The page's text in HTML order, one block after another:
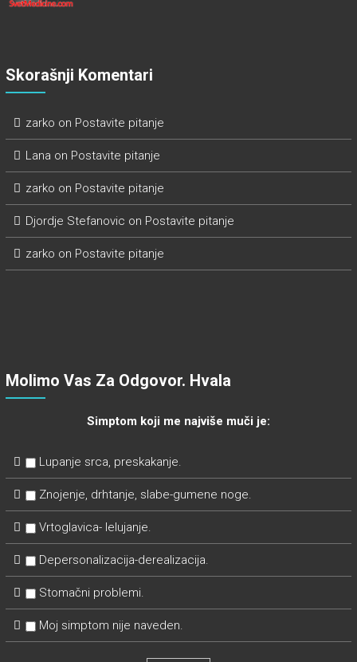
Skorašnji Komentari
zarko on Postavite pitanje
Lana on Postavite pitanje
zarko on Postavite pitanje
Djordje Stefanovic on Postavite pitanje
zarko on Postavite pitanje
Molimo Vas Za Odgovor. Hvala
Simptom koji me najviše muči je:
Lupanje srca, preskakanje.
Znojenje, drhtanje, slabe-gumene noge.
Vrtoglavica- lelujanje.
Depersonalizacija-derealizacija.
Stomačni problemi.
Moj simptom nije naveden.